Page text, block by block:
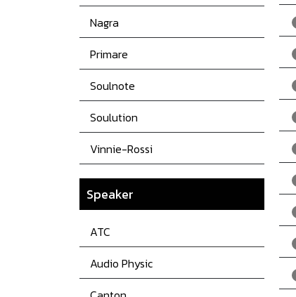
Nagra
Primare
Soulnote
Soulution
Vinnie-Rossi
Speaker
ATC
Audio Physic